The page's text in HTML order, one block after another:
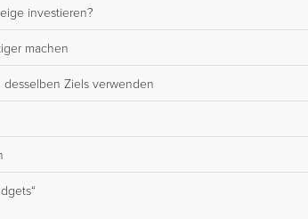
investieren?
machen
Ziels verwenden